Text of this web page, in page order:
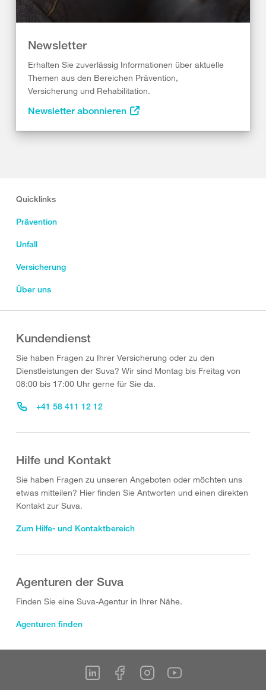
Newsletter
Erhalten Sie zuverlässig Informationen über aktuelle
Themen aus den Bereichen Prävention,
Versicherung und Rehabilitation.
Newsletter abonnieren
Quicklinks
Prävention
Unfall
Versicherung
Über uns
Kundendienst
Sie haben Fragen zu Ihrer Versicherung oder zu den
Dienstleistungen der Suva? Wir sind Montag bis Freitag von
08:00 bis 17:00 Uhr gerne für Sie da.
+41 58 411 12 12
Hilfe und Kontakt
Sie haben Fragen zu unseren Angeboten oder möchten uns
etwas mitteilen? Hier finden Sie Antworten und einen direkten
Kontakt zur Suva.
Zum Hilfe- und Kontaktbereich
Agenturen der Suva
Finden Sie eine Suva-Agentur in Ihrer Nähe.
Agenturen finden